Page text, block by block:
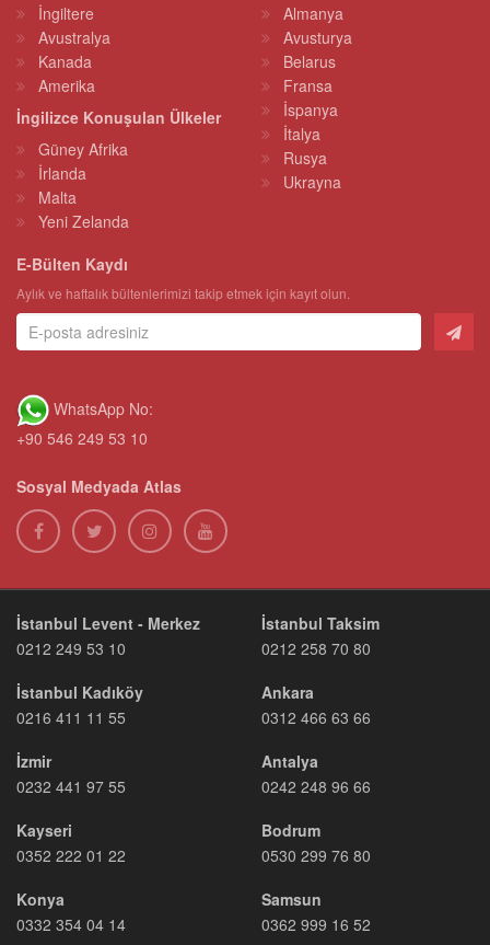
İngiltere
Avustralya
Kanada
Amerika
İngilizce Konuşulan Ülkeler
Güney Afrika
İrlanda
Malta
Yeni Zelanda
Almanya
Avusturya
Belarus
Fransa
İspanya
İtalya
Rusya
Ukrayna
E-Bülten Kaydı
Aylık ve haftalık bültenlerimizi takip etmek için kayıt olun.
WhatsApp No:
+90 546 249 53 10
Sosyal Medyada Atlas
İstanbul Levent - Merkez
0212 249 53 10
İstanbul Taksim
0212 258 70 80
İstanbul Kadıköy
0216 411 11 55
Ankara
0312 466 63 66
İzmir
0232 441 97 55
Antalya
0242 248 96 66
Kayseri
0352 222 01 22
Bodrum
0530 299 76 80
Konya
0332 354 04 14
Samsun
0362 999 16 52